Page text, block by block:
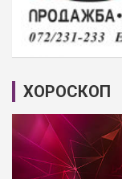
ХОРОСКОП